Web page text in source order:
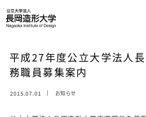
平成27年度公立大学法人
務職員募集案内
2015.07.01 お知らせ